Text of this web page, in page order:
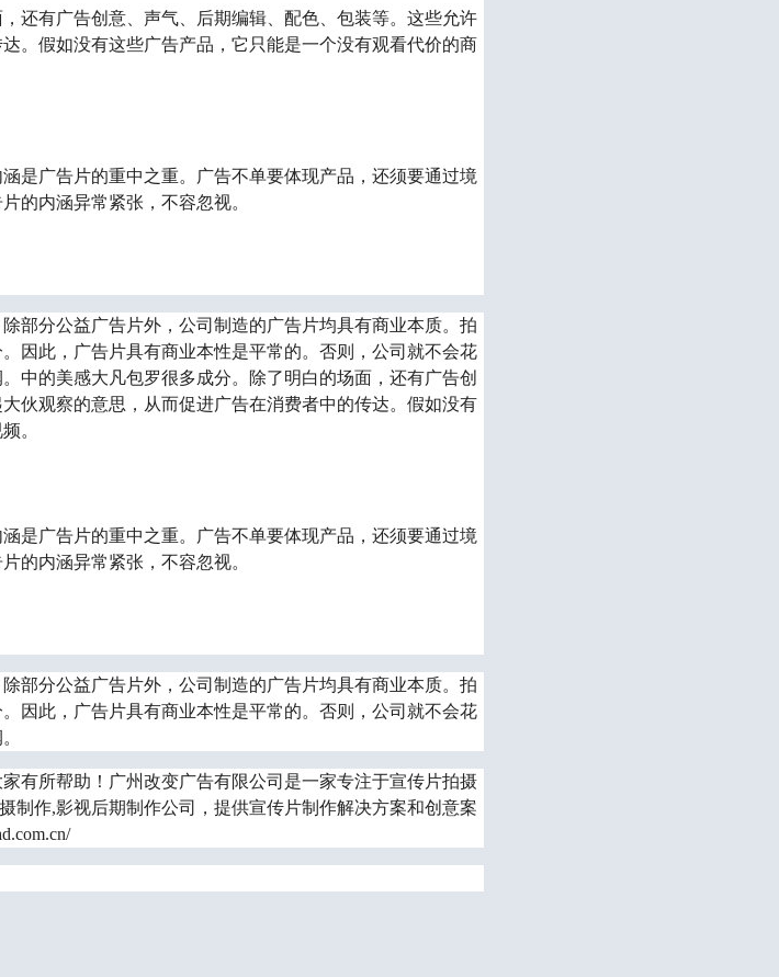
还有广告创意、声气、后期编辑、配色、包装等。这些允许
。假如没有这些广告产品，它只能是一个没有观看代价的商
是广告片的重中之重。广告不单要体现产品，还须要通过境
的内涵异常紧张，不容忽视。
部分公益广告片外，公司制造的广告片均具有商业本质。拍
因此，广告片具有商业本性是平常的。否则，公司就不会花
中的美感大凡包罗很多成分。除了明白的场面，还有广告创
伙观察的意思，从而促进广告在消费者中的传达。假如没有
。
是广告片的重中之重。广告不单要体现产品，还须要通过境
的内涵异常紧张，不容忽视。
部分公益广告片外，公司制造的广告片均具有商业本质。拍
因此，广告片具有商业本性是平常的。否则，公司就不会花
有所帮助！ 广州改变广告有限公司是一家专注于宣传片拍摄
制作,影视后期制作公司，提供宣传片制作解决方案和创意案